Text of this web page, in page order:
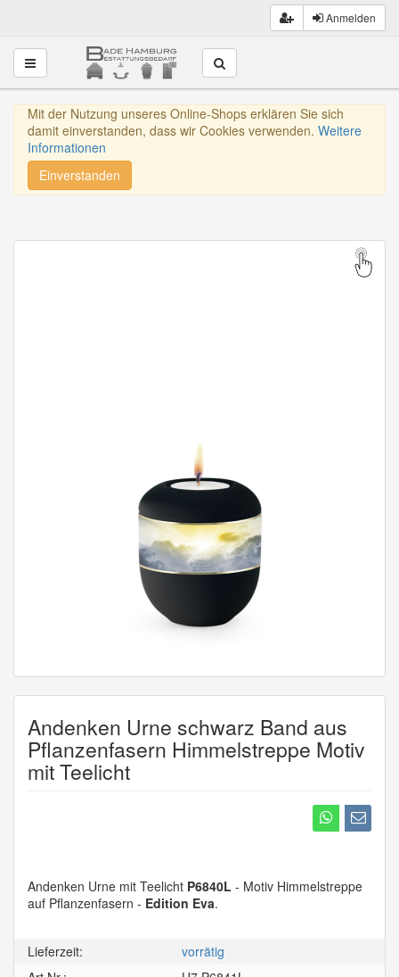
Anmelden
Toggle navigation
Mit der Nutzung unseres Online-Shops erklären Sie sich
damit einverstanden, dass wir Cookies verwenden. Weitere
Informationen
Einverstanden
Andenken Urne schwarz Band aus
Pflanzenfasern Himmelstreppe Motiv
mit Teelicht
Andenken Urne mit Teelicht P6840L - Motiv Himmelstreppe
auf Pflanzenfasern - Edition Eva.
Lieferzeit:
vorrätig